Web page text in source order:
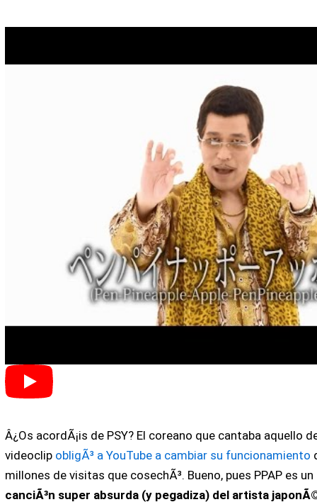
Â¿Os acordÃ¡is de PSY? El coreano que cantaba aquello
videoclip obligÃ³ a YouTube a cambiar su funcionamiento
millones de visitas que cosechÃ³. Bueno, pues PPAP es
canciÃ³n super absurda (y pegadiza) del artista